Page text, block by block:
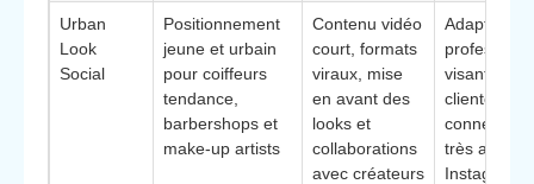
Urban
Look
Social
Positionnement
jeune et urbain
pour coiffeurs
tendance,
barbershops et
make-up artists
Contenu vidéo
court, formats
viraux, mise
en avant des
looks et
collaborations
avec créateurs
Adapté aux
visant une
clientèle
connectée
très active
Instagram